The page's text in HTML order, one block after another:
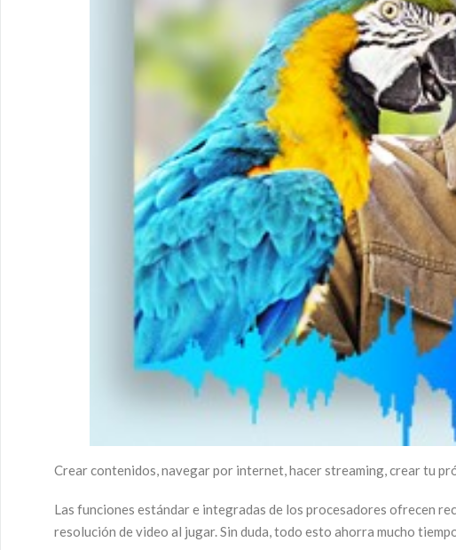
Crear contenidos, navegar por internet, hacer streaming, crear tu
Las funciones estándar e integradas de los procesadores ofrecen
resolución de video al jugar. Sin duda, todo esto ahorra mucho